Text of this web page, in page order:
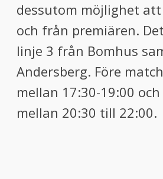
dessutom möjlighet
och från premiären.
linje 3 från Bomhus
Andersberg. Före
mellan 17:30-19:00
mellan 20:30 till 22:00.